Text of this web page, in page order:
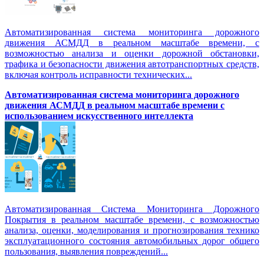
Автоматизированная система мониторинга дорожного
движения АСМДД в реальном масштабе времени, с
возможностью анализа и оценки дорожной обстановки,
трафика и безопасности движения автотранспортных средств,
включая контроль исправности технических...
Автоматизированная cистема мониторинга дорожного
движения АСМДД в реальном масштабе времени с
использованием искусственного интеллекта
Автоматизированная Система Мониторинга Дорожного
Покрытия в реальном масштабе времени, с возможностью
анализа, оценки, моделирования и прогнозирования технико
эксплуатационного состояния автомобильных дорог общего
пользования, выявления повреждений...